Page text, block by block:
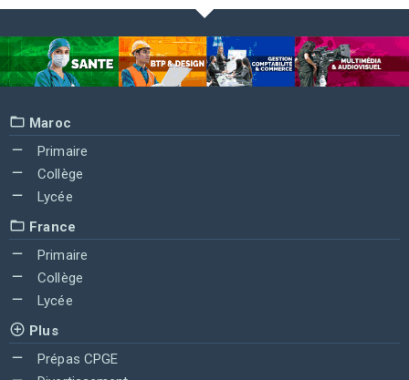
Maroc
Primaire
Collège
Lycée
France
Primaire
Collège
Lycée
Plus
Prépas CPGE